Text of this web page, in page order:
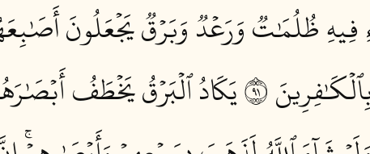
ظُلُمَٰتٞ وَرَعۡدٞ وَبَرۡقٞ يَجۡعَلُونَ
١٩
يَكَادُ ٱلۡبَرۡقُ يَخۡطَفُ